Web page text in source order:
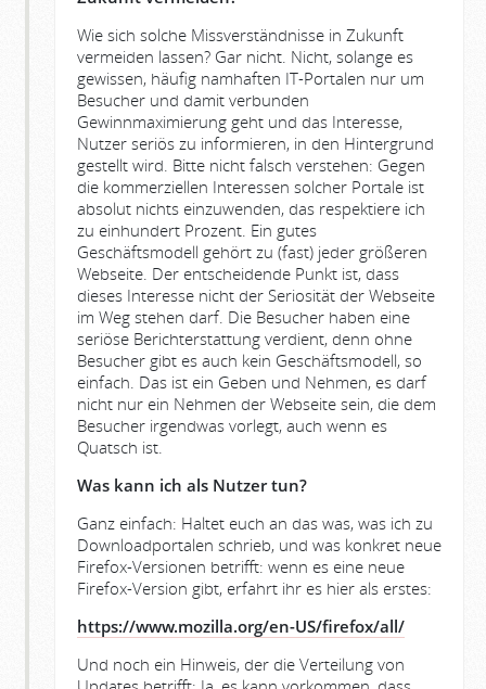
Wie sich solche Missverständnisse in Zukunft
vermeiden lassen? Gar nicht. Nicht, solange es
gewissen, häufig namhaften IT-Portalen nur um
Besucher und damit verbunden
Gewinnmaximierung geht und das Interesse,
Nutzer seriös zu informieren, in den Hintergrund
gestellt wird. Bitte nicht falsch verstehen: Gegen
die kommerziellen Interessen solcher Portale ist
absolut nichts einzuwenden, das respektiere ich
zu einhundert Prozent. Ein gutes
Geschäftsmodell gehört zu (fast) jeder größeren
Webseite. Der entscheidende Punkt ist, dass
dieses Interesse nicht der Seriosität der Webseite
im Weg stehen darf. Die Besucher haben eine
seriöse Berichterstattung verdient, denn ohne
Besucher gibt es auch kein Geschäftsmodell, so
einfach. Das ist ein Geben und Nehmen, es darf
nicht nur ein Nehmen der Webseite sein, die dem
Besucher irgendwas vorlegt, auch wenn es
Quatsch ist.
Was kann ich als Nutzer tun?
Ganz einfach: Haltet euch an das was, was ich zu
Downloadportalen schrieb, und was konkret neue
Firefox-Versionen betrifft: wenn es eine neue
Firefox-Version gibt, erfahrt ihr es hier als erstes:
https://www.mozilla.org/en-US/firefox/all/
Und noch ein Hinweis, der die Verteilung von